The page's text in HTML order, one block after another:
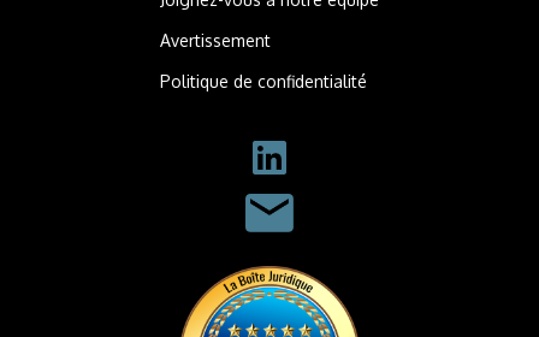
Avertissement
Politique de confidentialité